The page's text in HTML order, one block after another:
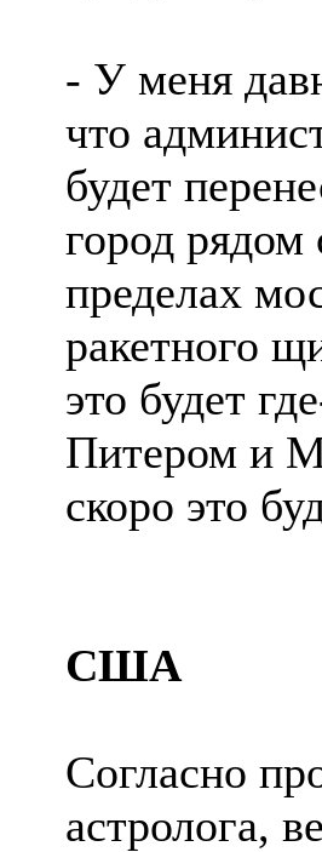
- У меня
что
будет
город
пределах
ракетного
это будет
Питером и
скоро это
США
Согласно
астролога,